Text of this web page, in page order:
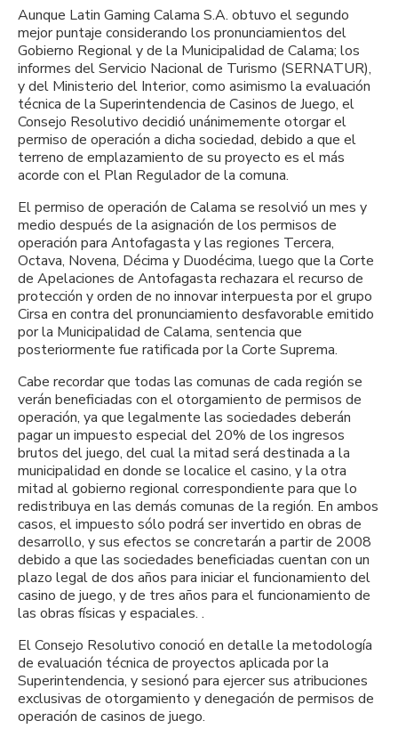
Aunque Latin Gaming Calama S.A. obtuvo el segundo
mejor puntaje considerando los pronunciamientos del
Gobierno Regional y de la Municipalidad de Calama; los
informes del Servicio Nacional de Turismo (SERNATUR),
y del Ministerio del Interior, como asimismo la evaluación
técnica de la Superintendencia de Casinos de Juego, el
Consejo Resolutivo decidió unánimemente otorgar el
permiso de operación a dicha sociedad, debido a que el
terreno de emplazamiento de su proyecto es el más
acorde con el Plan Regulador de la comuna.
El permiso de operación de Calama se resolvió un mes y
medio después de la asignación de los permisos de
operación para Antofagasta y las regiones Tercera,
Octava, Novena, Décima y Duodécima, luego que la Corte
de Apelaciones de Antofagasta rechazara el recurso de
protección y orden de no innovar interpuesta por el grupo
Cirsa en contra del pronunciamiento desfavorable emitido
por la Municipalidad de Calama, sentencia que
posteriormente fue ratificada por la Corte Suprema.
Cabe recordar que todas las comunas de cada región se
verán beneficiadas con el otorgamiento de permisos de
operación, ya que legalmente las sociedades deberán
pagar un impuesto especial del 20% de los ingresos
brutos del juego, del cual la mitad será destinada a la
municipalidad en donde se localice el casino, y la otra
mitad al gobierno regional correspondiente para que lo
redistribuya en las demás comunas de la región. En ambos
casos, el impuesto sólo podrá ser invertido en obras de
desarrollo, y sus efectos se concretarán a partir de 2008
debido a que las sociedades beneficiadas cuentan con un
plazo legal de dos años para iniciar el funcionamiento del
casino de juego, y de tres años para el funcionamiento de
las obras físicas y espaciales. .
El Consejo Resolutivo conoció en detalle la metodología
de evaluación técnica de proyectos aplicada por la
Superintendencia, y sesionó para ejercer sus atribuciones
exclusivas de otorgamiento y denegación de permisos de
operación de casinos de juego.